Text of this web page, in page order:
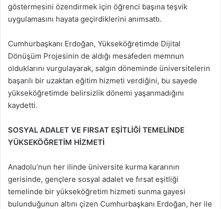
göstermesini özendirmek için öğrenci başına teşvik
uygulamasını hayata geçirdiklerini anımsattı.
Cumhurbaşkanı Erdoğan, Yükseköğretimde Dijital
Dönüşüm Projesinin de aldığı mesafeden memnun
olduklarını vurgulayarak, salgın döneminde üniversitelerin
başarılı bir uzaktan eğitim hizmeti verdiğini, bu sayede
yükseköğretimde belirsizlik dönemi yaşanmadığını
kaydetti.
SOSYAL ADALET VE FIRSAT EŞİTLİĞİ TEMELİNDE
YÜKSEKÖĞRETİM HİZMETİ
Anadolu’nun her ilinde üniversite kurma kararının
gerisinde, gençlere sosyal adalet ve fırsat eşitliği
temelinde bir yükseköğretim hizmeti sunma gayesi
bulunduğunun altını çizen Cumhurbaşkanı Erdoğan, her ile